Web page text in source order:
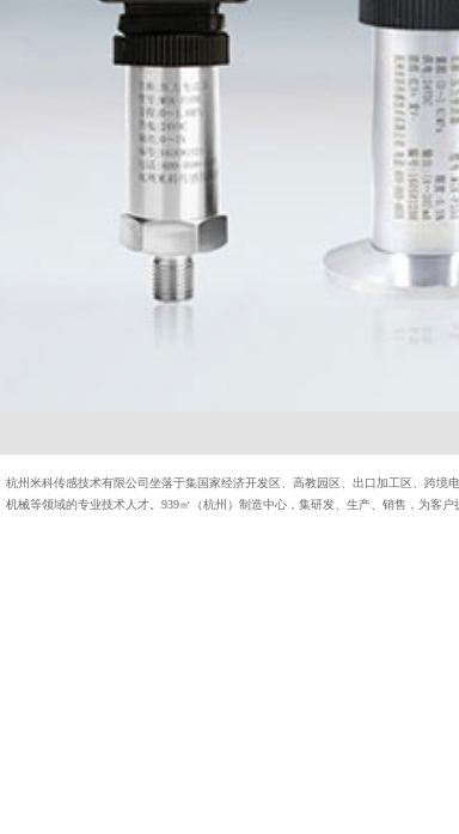
杭州米科传感技术有限公司坐落于集国家经济开发区、高教园区、出口加工区、跨境
机械等领域的专业技术人才。939㎡（杭州）制造中心，集研发、生产、销售，为客户